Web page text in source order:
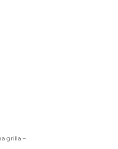
grilla –